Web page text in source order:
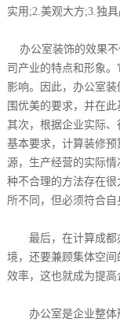
实用;2.美观大方;3.独具
办公室装饰的效果不
司产业的特点和形象
影响。因此，办公室
围优美的要求，并在
其次，根据企业实际
基本要求，计算装修
源，生产经营的实际
种不合理的方法存在
所不同，但必须符合自
最后，在计算成都
境，还要兼顾集体空
效率，这也就成为提高
办公室是企业整体